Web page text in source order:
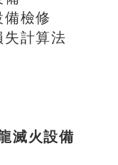
檢修
計算法
滅火設備